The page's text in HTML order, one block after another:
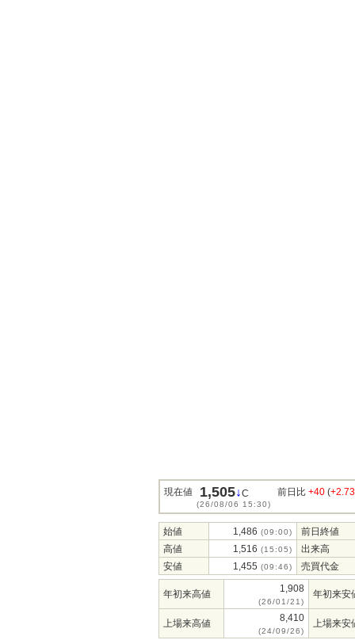
現在値 1,505↓C
(26/08/06 15:30)
前日比 +40 (
始値 1,486 (09:00)
前日終値
高値
1,516 (15:05)
出来高
安値
1,455 (09:46) 売買代金
年初来高値 1,908
(26/01/21)
年初来安
上場来高値 8,410
(24/09/26)
上場来安